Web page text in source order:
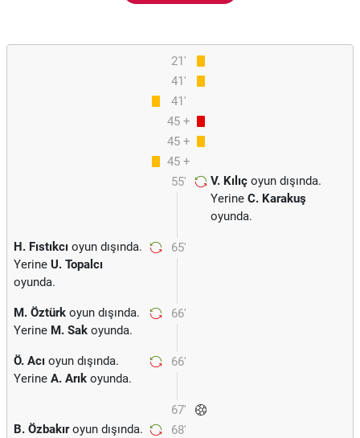
21'
41'
41'
45 +
4
45 +
4
45 +
5
55' V. Kılıç oyun dışında.
Yerine C. Karakuş
oyunda.
65'
H. Fıstıkcı oyun dışında.
Yerine U. Topalcı
oyunda.
66'
M. Öztürk oyun dışında.
Yerine M. Sak oyunda.
66'
Ö. Acı oyun dışında.
Yerine A. Arık oyunda.
67'
68'
B. Özbakıroyun dışında.